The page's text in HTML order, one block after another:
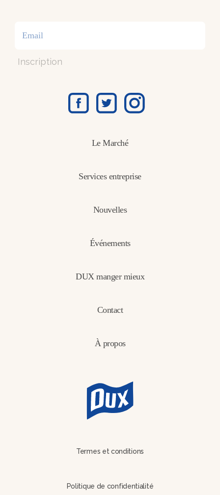
Inscription
Le Marché
Services entreprise
Nouvelles
Événements
DUX manger mieux
Contact
À propos
Termes et conditions
Politique de confidentialité